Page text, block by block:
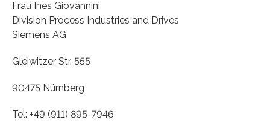
Frau Ines Giovannini
Division Process Industries and Drives
Siemens AG
Gleiwitzer Str. 555
90475 Nürnberg
Tel: +49 (911) 895-7946